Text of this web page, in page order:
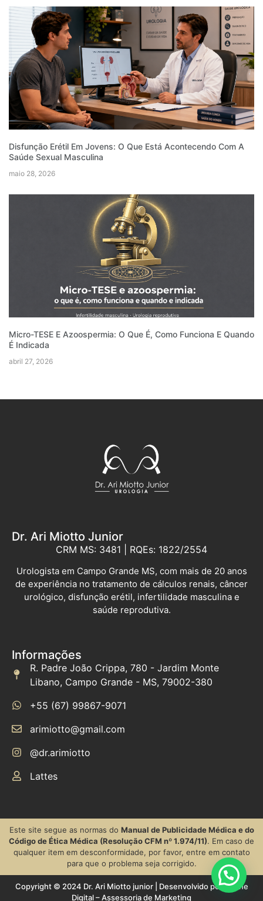
Disfunção Erétil Em Jovens: O Que Está Acontecendo Com A
Saúde Sexual Masculina
maio 28, 2026
Micro-TESE E Azoospermia: O Que É, Como Funciona E Quando
É Indicada
abril 27, 2026
Dr. Ari Miotto Junior
CRM MS: 3481 | RQEs: 1822/2554
Urologista em Campo Grande MS, com mais de 20 anos
de experiência no tratamento de cálculos renais, câncer
urológico, disfunção erétil, infertilidade masculina e
saúde reprodutiva.
Informações
R. Padre João Crippa, 780 - Jardim Monte
Libano, Campo Grande - MS, 79002-380
+55 (67) 99867-9071
arimiotto@gmail.com
@dr.arimiotto
Lattes
Este site segue as normas do Manual de Publicidade Médica e do
Código de Ética Médica (Resolução CFM nº 1.974/11). Em caso de
qualquer item em desconformidade, por favor, entre em contato
para que o problema seja corrigido.
Copyright © 2024 Dr. Ari Miotto junior | Desenvolvido por Vitrine
Digital – Assessoria de Marketing